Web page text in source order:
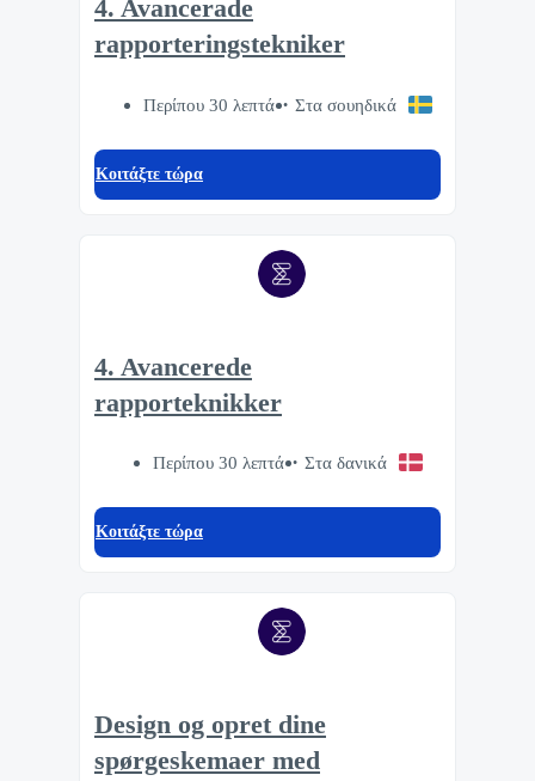
4. Avancerade
rapporteringstekniker
Περίπου 30 λεπτά Στα σουηδικά
Κοιτάξτε τώρα
4. Avancerede
rapporteknikker
Περίπου 30 λεπτά Στα δανικά
Κοιτάξτε τώρα
Design og opret dine
spørgeskemaer med